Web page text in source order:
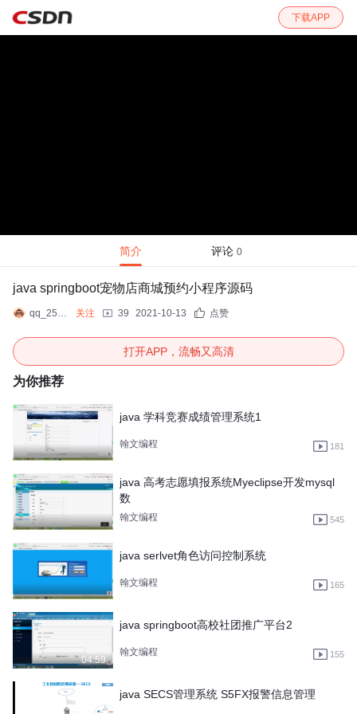
下载APP
简介 评论 0
java springboot宠物店商城预约小程序源码
qq_2550143089 关注 39 2021-10-13 点赞
打开APP，流畅又高清
为你推荐
java 学科竞赛成绩管理系统1
翰文编程 181
java 高考志愿填报系统Myeclipse开发mysql
数
翰文编程 545
java serlvet角色访问控制系统
翰文编程 165
04:59
java springboot高校社团推广平台2
翰文编程 155
java SECS管理系统 S5FX报警信息管理